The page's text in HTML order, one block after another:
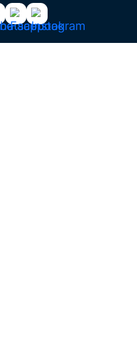
Acessar
a
Acessar
a